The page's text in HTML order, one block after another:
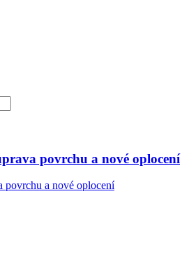
povrchu a nové oplocení
povrchu a nové oplocení